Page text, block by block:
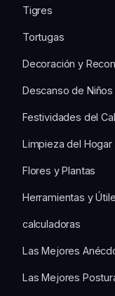
Tigres
Tortugas
Decoración y
Descanso de
Festividades del
Limpieza del Hogar
Flores y Plantas
Herramientas y
calculadoras
Las Mejores
Las Mejores